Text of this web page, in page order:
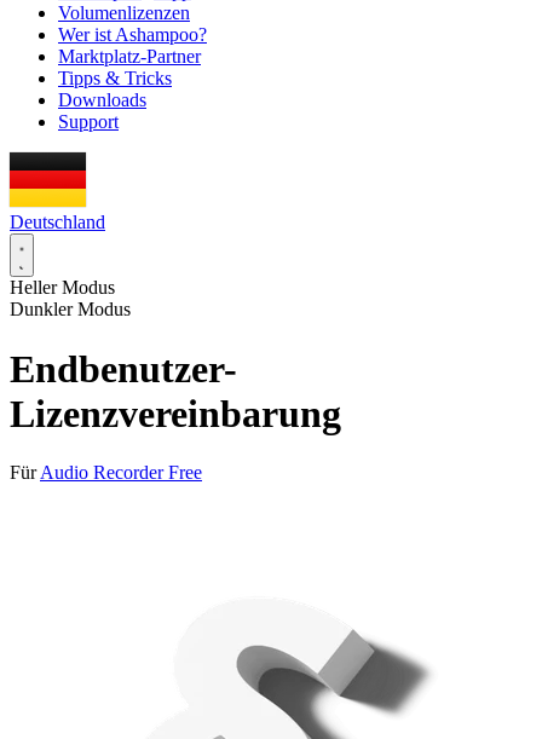
Volumenlizenzen
Wer ist Ashampoo?
Marktplatz-Partner
Tipps & Tricks
Downloads
Support
Deutschland
Heller Modus
Dunkler Modus
Endbenutzer-
Lizenzvereinbarung
FürAudio Recorder Free